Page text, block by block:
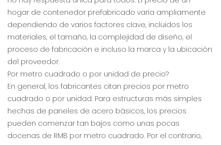
hogar de contenedor prefabricado varía ampliamente
dependiendo de varios factores clave, incluidos los
materiales, el tamaño, la complejidad de diseño, el
proceso de fabricación e incluso la marca y la ubicación
del proveedor.
Por metro cuadrado o por unidad de precio?
En general, los fabricantes citan precios por metro
cuadrado o por unidad. Para estructuras más simples
hechas de paneles de acero básicos, los precios
pueden comenzar tan bajos como unas pocas
docenas de RMB por metro cuadrado. Por el contrario,